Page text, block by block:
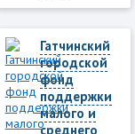
Гатчинский
городской
фонд
поддержки
малого и
среднего